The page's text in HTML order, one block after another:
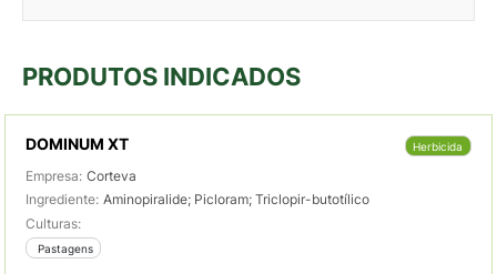
PRODUTOS INDICADOS
DOMINUM XT Herbicida
Empresa: Corteva
Ingrediente: Aminopiralide; Picloram; Triclopir-butotílico
Culturas:
Pastagens